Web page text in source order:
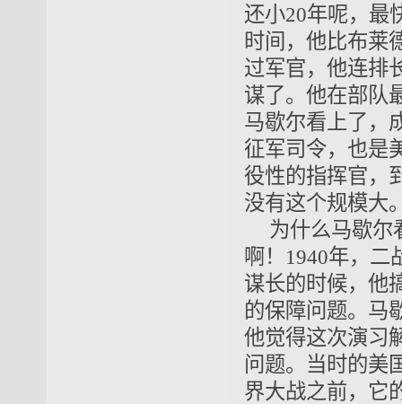
还小20年呢，最
时间，他比布莱
过军官，他连排
谋了。他在部队
马歇尔看上了，
征军司令，也是
役性的指挥官，
没有这个规模大
为什么马歇尔
啊！1940年，二
谋长的时候，他
的保障问题。马
他觉得这次演习
问题。当时的美
界大战之前，它